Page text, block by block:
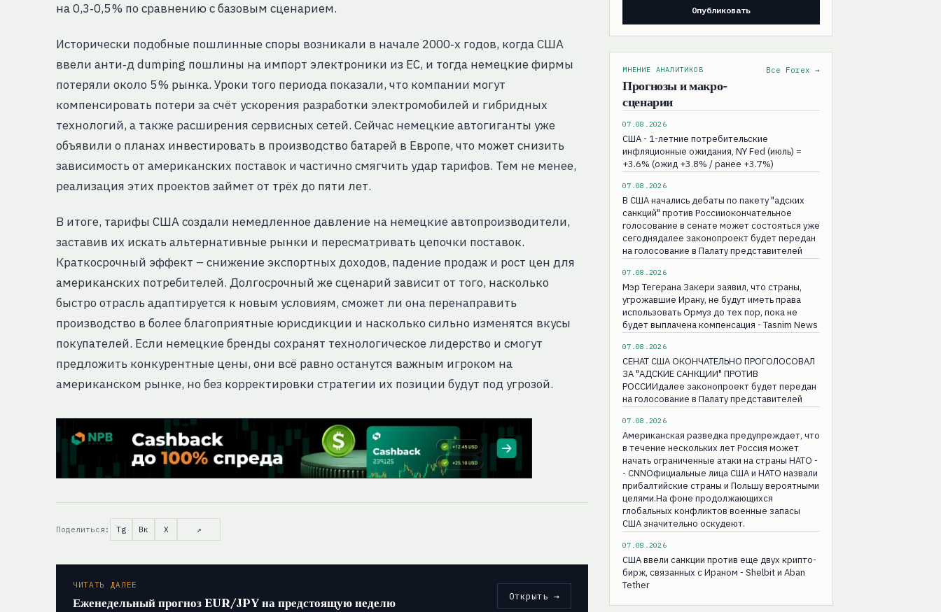
на 0,3‑0,5 % по сравнению с базовым сценарием.
Исторически подобные пошлинные споры возникали в начале 2000‑х годов, когда США
ввели анти‑д dumping пошлины на импорт электроники из ЕС, и тогда немецкие фирмы
потеряли около 5 % рынка. Уроки того периода показали, что компании могут
компенсировать потери за счёт ускорения разработки электромобилей и гибридных
технологий, а также расширения сервисных сетей. Сейчас немецкие автогиганты уже
объявили о планах инвестировать в производство батарей в Европе, что может снизить
зависимость от американских поставок и частично смягчить удар тарифов. Тем не менее,
реализация этих проектов займет от трёх до пяти лет.
В итоге, тарифы США создали немедленное давление на немецкие автопроизводители,
заставив их искать альтернативные рынки и пересматривать цепочки поставок.
Краткосрочный эффект – снижение экспортных доходов, падение продаж и рост цен для
американских потребителей. Долгосрочный же сценарий зависит от того, насколько
быстро отрасль адаптируется к новым условиям, сможет ли она перенаправить
производство в более благоприятные юрисдикции и насколько сильно изменятся вкусы
покупателей. Если немецкие бренды сохранят технологическое лидерство и смогут
предложить конкурентные цены, они всё равно останутся важным игроком на
американском рынке, но без корректировки стратегии их позиции будут под угрозой.
Поделиться: Tg Вк X ↗
ЧИТАТЬ ДАЛЕЕ
Еженедельный прогноз EUR/JPY на предстоящую неделю Открыть →
МНЕНИЕ АНАЛИТИКОВ
Прогнозы и макро-
сценарии
Все Forex →
07.08.2026
США - 1-летние потребительские
инфляционные ожидания, NY Fed (июль) =
+3.6% (ожид +3.8% / ранее +3.7%)
07.08.2026
В США начались дебаты по пакету "адских
санкций" против Россииокончательное
голосование в сенате может состояться уже
сегоднядалее законопроект будет передан
на голосование в Палату представителей
07.08.2026
Мэр Тегерана Закери заявил, что страны,
угрожавшие Ирану, не будут иметь права
использовать Ормуз до тех пор, пока не
будет выплачена компенсация - Tasnim News
07.08.2026
СЕНАТ США ОКОНЧАТЕЛЬНО ПРОГОЛОСОВАЛ
ЗА "АДСКИЕ САНКЦИИ" ПРОТИВ
РОССИИдалее законопроект будет передан
на голосование в Палату представителей
07.08.2026
Американская разведка предупреждает, что
в течение нескольких лет Россия может
начать ограниченные атаки на страны НАТО -
- CNNОфициальные лица США и НАТО назвали
прибалтийские страны и Польшу вероятными
целями.На фоне продолжающихся
глобальных конфликтов военные запасы
США значительно оскудеют.
07.08.2026
США ввели санкции против еще двух крипто-
бирж, связанных с Ираном - Shelbit и Aban
Tether